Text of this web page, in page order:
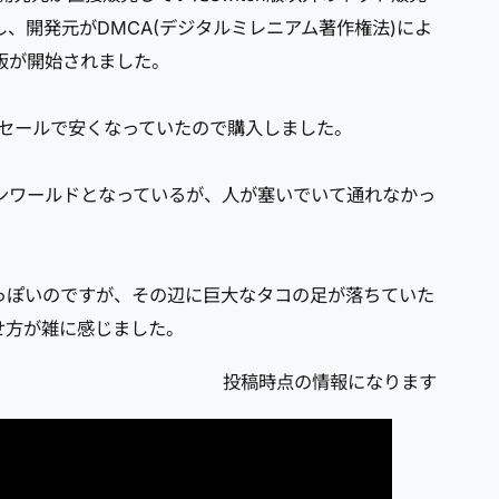
開発元がDMCA(デジタルミレニアム著作権法)によ
開始されました。
ルで安くなっていたので購入しました。
ールドとなっているが、人が塞いでいて通れなかっ
いのですが、その辺に巨大なタコの足が落ちていた
が雑に感じました。
投稿時点の情報になります